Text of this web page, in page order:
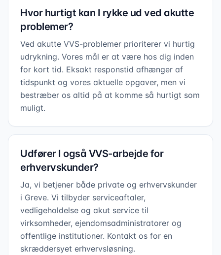
Hvor hurtigt kan I rykke ud ved akutte
problemer?
Ved akutte VVS-problemer prioriterer vi hurtig
udrykning. Vores mål er at være hos dig inden
for kort tid. Eksakt responstid afhænger af
tidspunkt og vores aktuelle opgaver, men vi
bestræber os altid på at komme så hurtigt som
muligt.
Udfører I også VVS-arbejde for
erhvervskunder?
Ja, vi betjener både private og erhvervskunder
i Greve. Vi tilbyder serviceaftaler,
vedligeholdelse og akut service til
virksomheder, ejendomsadministratorer og
offentlige institutioner. Kontakt os for en
skræddersyet erhvervsløsning.